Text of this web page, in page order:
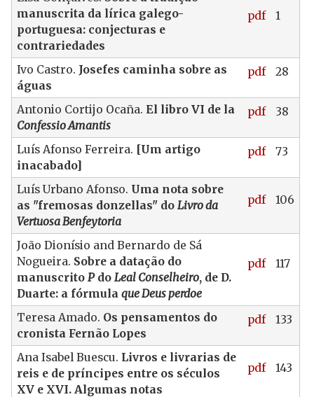
manuscrita da lírica galego-
portuguesa: conjecturas e
contrariedades
pdf 1
Ivo Castro. Josefes caminha sobre as
águas
pdf 28
Antonio Cortijo Ocaña. El libro VI de la
Confessio Amantis
pdf 38
Luís Afonso Ferreira. [Um artigo
inacabado]
pdf 73
Luís Urbano Afonso. Uma nota sobre
as "fremosas donzellas" do Livro da
Vertuosa Benfeytoria
pdf 106
João Dionísio and Bernardo de Sá
Nogueira. Sobre a datação do
manuscrito Pdo Leal Conselheiro, de D.
Duarte: a fórmula que Deus perdoe
pdf 117
Teresa Amado. Os pensamentos do
cronista Fernão Lopes
pdf 133
Ana Isabel Buescu. Livros e livrarias de
reis e de príncipes entre os séculos
XV e XVI. Algumas notas
pdf 143